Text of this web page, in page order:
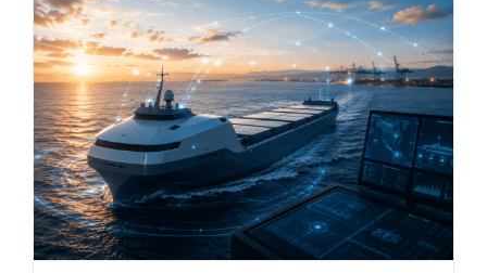
La OMI adopta el Código
MASS: el primer marco
regulatorio global para los
buques autónomos
Noticias del Sector Marítimo Normativa y Gestión
Marítima